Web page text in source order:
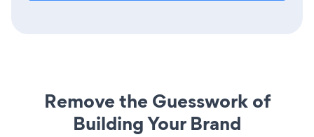
Remove the Guesswork of
Building Your Brand